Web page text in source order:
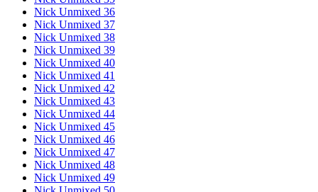
Nick Unmixed 36
Nick Unmixed 37
Nick Unmixed 38
Nick Unmixed 39
Nick Unmixed 40
Nick Unmixed 41
Nick Unmixed 42
Nick Unmixed 43
Nick Unmixed 44
Nick Unmixed 45
Nick Unmixed 46
Nick Unmixed 47
Nick Unmixed 48
Nick Unmixed 49